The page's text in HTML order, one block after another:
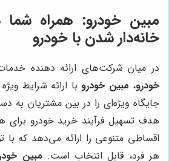
مبین خودرو: همراه شما
خانه‌دار شدن با خودرو
در میان شرکت‌های ارائه دهنده
خودرو، مبین خودروبا ارائه شرایط
جایگاه ویژه‌ای را در بین مشتریان به
هدف تسهیل فرآیند خرید خودرو برای
اقساطی متنوعی را ارائه می‌دهد که
هر فرد، قابل انتخاب است. مبین